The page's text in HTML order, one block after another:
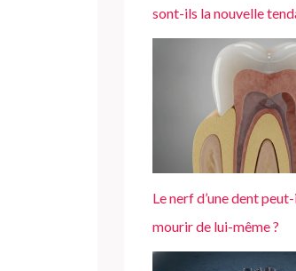
sont-ils la nouvelle
Le nerf d’une dent
mourir de lui-même ?